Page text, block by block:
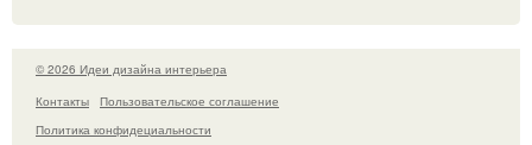
© 2026 Идеи дизайна интерьера
Контакты
Пользовательское соглашение
Политика конфидециальности